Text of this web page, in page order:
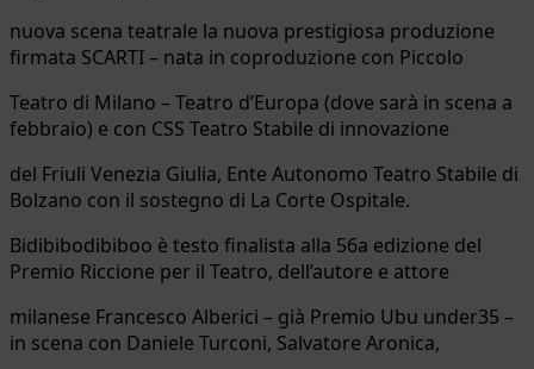
nuova scena teatrale la nuova prestigiosa produzione
firmata SCARTI – nata in coproduzione con Piccolo
Teatro di Milano – Teatro d’Europa (dove sarà in scena a
febbraio) e con CSS Teatro Stabile di innovazione
del Friuli Venezia Giulia, Ente Autonomo Teatro Stabile di
Bolzano con il sostegno di La Corte Ospitale.
Bidibibodibiboo è testo finalista alla 56a edizione del
Premio Riccione per il Teatro, dell’autore e attore
milanese Francesco Alberici – già Premio Ubu under35 –
in scena con Daniele Turconi, Salvatore Aronica,